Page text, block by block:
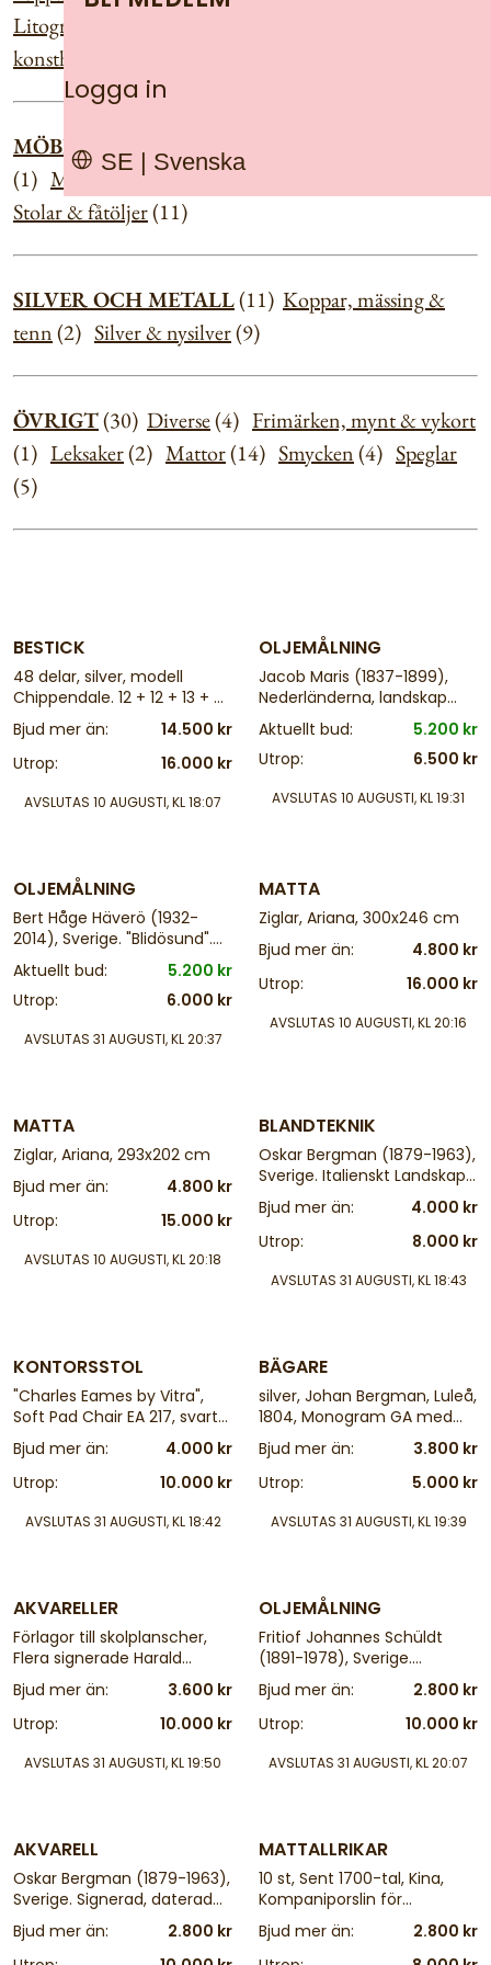
Logga in
SE | Svenska
Litografier
konsthantverk
MÖBLER (35) (9)
(1) Möbler, övrigt(2)Skåp & hyllor
Stolar & fåtöljer(11)
SILVER OCH METALL(11) Koppar, mässing &
tenn(2) Silver & nysilver(9)
ÖVRIGT(30) Diverse(4) Frimärken, mynt & vykort
(1) Leksaker(2) Mattor(14) Smycken(4) Speglar
(5)
BESTICK
48 delar, silver, modell
Chippendale. 12 + 12 + 13 + 9
+ 2 st, Längd: 10-20,5. Vikt:
1680g brutto, varav knivar
740g ca
Bjud mer än:
14.500 kr
Utrop:
16.000 kr
AVSLUTAS 10 AUGUSTI, KL 18:07
OLJEMÅLNING
Jacob Maris (1837-1899),
Nederländerna, landskap
med figurer. Signerad,
30,5x38,5, yttermått
inklusive ram: 35x43,5
Aktuellt bud:
5.200 kr
Utrop:
6.500 kr
AVSLUTAS 10 AUGUSTI, KL 19:31
OLJEMÅLNING
Bert Håge Häverö (1932-
2014), Sverige. "Blidösund".
Signerad, daterad 1971. Olja
på duk, 22x26 cm, yttermått
inklusive ram: 29x33 cm
Aktuellt bud:
5.200 kr
Utrop:
6.000 kr
AVSLUTAS 31 AUGUSTI, KL 20:37
MATTA
Ziglar, Ariana, 300x246 cm
Bjud mer än:
4.800 kr
Utrop:
16.000 kr
AVSLUTAS 10 AUGUSTI, KL 20:16
MATTA
Ziglar, Ariana, 293x202 cm
Bjud mer än:
4.800 kr
Utrop:
15.000 kr
AVSLUTAS 10 AUGUSTI, KL 20:18
BLANDTEKNIK
Oskar Bergman (1879-1963),
Sverige. Italienskt Landskap.
Signerad, daterad 1803 1009.
Blandteknik, 17,5x12 cm,
yttermått inklusive ram:
Bjud mer än:
4.000 kr
Utrop:
8.000 kr
AVSLUTAS 31 AUGUSTI, KL 18:43
KONTORSSTOL
"Charles Eames by Vitra",
Soft Pad Chair EA 217, svart
läder och tyg, gjuten
aluminium, ställbar
Bjud mer än:
4.000 kr
Utrop:
10.000 kr
AVSLUTAS 31 AUGUSTI, KL 18:42
BÄGARE
silver, Johan Bergman, Luleå,
1804, Monogram GA med
kungakrona, delvis förgylld.
Höjd: 19,5 cm. Vikt: 315g
Bjud mer än:
3.800 kr
Utrop:
5.000 kr
AVSLUTAS 31 AUGUSTI, KL 19:39
AKVARELLER
Förlagor till skolplanscher,
Flera signerade Harald
Wiberg, 38x29, - 48x34 cm,
oramad
Bjud mer än:
3.600 kr
Utrop:
10.000 kr
AVSLUTAS 31 AUGUSTI, KL 19:50
OLJEMÅLNING
Fritiof Johannes Schüldt
(1891-1978), Sverige.
Signerad, daterad -22,
Sydländskt landskap. Olja på
pannå, 38x48 cm, yttermått
Bjud mer än:
2.800 kr
Utrop:
10.000 kr
AVSLUTAS 31 AUGUSTI, KL 20:07
AKVARELL
Oskar Bergman (1879-1963),
Sverige. Signerad, daterad
1956, "Gamla hus vid
Dannviken, Vinter", 34x40
Bjud mer än:
2.800 kr
MATTALLRIKAR
10 st, Sent 1700-tal, Kina,
Kompaniporslin för
Europeiska marknaden,
monogram. Diameter: 24 ca
Bjud mer än:
2.800 kr